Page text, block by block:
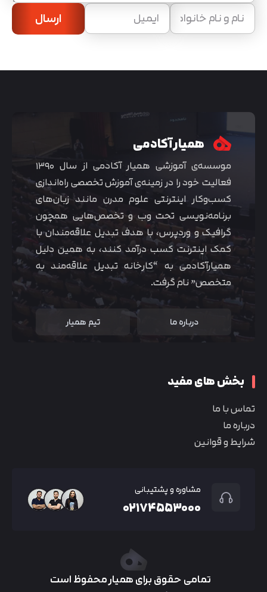
ارسال
همیار آکادمی
موسسه‌ی آموزشی همیار آکادمی از سال ۱۳۹۰
فعالیت خود را در زمینه‌ی آموزش تخصصی راه‌اندازی
کسب‌و‌کار اینترنتی علوم مدرن مانند زبان‌های
برنامه‌نویسی تحت وب و تخصص‌هایی همچون
گرافیک و وردپرس، با هدف تبدیل علاقه‌مندان با
کمک اینترنت کسب درآمد کنند، به همین دلیل
همیارآکادمی به “کارخانه تبدیل علاقه‌مند به
متخصص” نام گرفت.
درباره ما تیم همیار
بخش های مفید
تماس با ما
درباره ما
شرایط و قوانین
مشاوره و پشتیبانی
۰۲۱۷۴۵۵۳۰۰۰
تمامی حقوق برای همیار محفوظ است